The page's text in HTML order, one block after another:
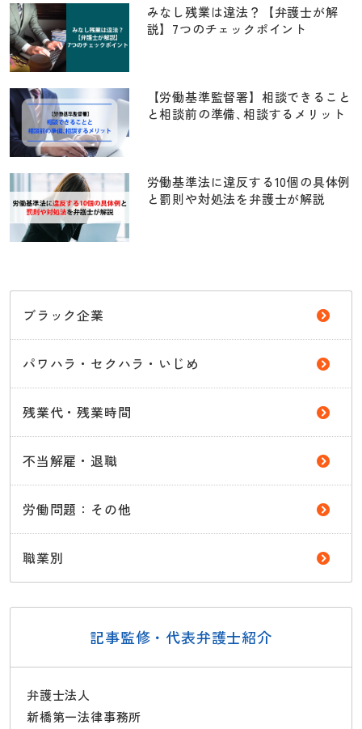
みなし残業は違法？【弁護士が解
説】7つのチェックポイント
【労働基準監督署】相談できること
と相談前の準備､相談するメリット
労働基準法に違反する10個の具体例
と罰則や対処法を弁護士が解説
ブラック企業
パワハラ・セクハラ・いじめ
残業代・残業時間
不当解雇・退職
労働問題：その他
職業別
記事監修・代表弁護士紹介
弁護士法人
新橋第一法律事務所